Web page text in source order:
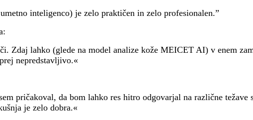
inteligenco) je zelo praktičen in zelo profesionalen.”
Zdaj lahko (glede na model analize kože MEICET AI) v enem
nepredstavljivo.«
pričakoval, da bom lahko res hitro odgovarjal na različne težave
je zelo dobra.«